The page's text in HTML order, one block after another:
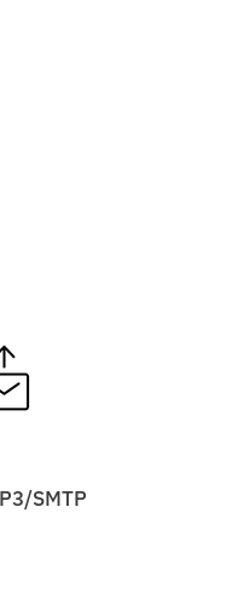
SMTP